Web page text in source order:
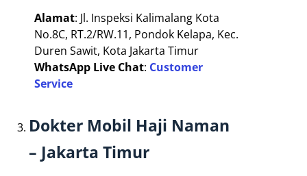
Alamat: Jl. Inspeksi Kalimalang Kota
No.8C, RT.2/RW.11, Pondok Kelapa, Kec.
Duren Sawit, Kota Jakarta Timur
WhatsApp Live Chat: Customer
Service
Dokter Mobil Haji Naman
– Jakarta Timur